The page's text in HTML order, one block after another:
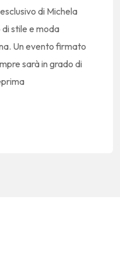
di Michela
stile e moda
Un evento firmato
sarà in grado di